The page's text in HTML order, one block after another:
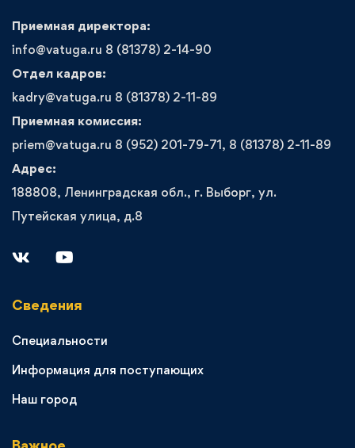
Приемная директора:
info@vatuga.ru 8 (81378) 2-14-90
Отдел кадров:
kadry@vatuga.ru 8 (81378) 2-11-89
Приемная комиссия:
priem@vatuga.ru 8 (952) 201-79-71, 8 (81378) 2-11-89
Адрес:
188808, Ленинградская обл., г. Выборг, ул.
Путейская улица, д.8
Сведения
Специальности
Информация для поступающих
Наш город